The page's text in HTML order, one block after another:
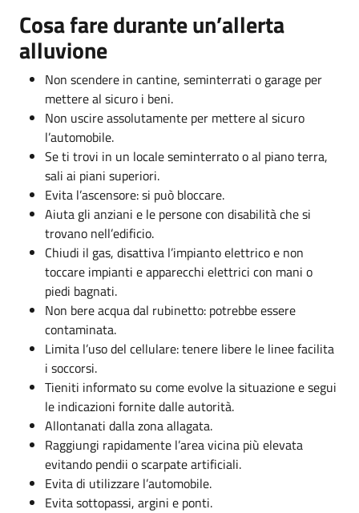
Cosa fare durante un’allerta
alluvione
Non scendere in cantine, seminterrati o garage per
mettere al sicuro i beni.
Non uscire assolutamente per mettere al sicuro
l’automobile.
Se ti trovi in un locale seminterrato o al piano terra,
sali ai piani superiori.
Evita l’ascensore: si può bloccare.
Aiuta gli anziani e le persone con disabilità che si
trovano nell’edificio.
Chiudi il gas, disattiva l’impianto elettrico e non
toccare impianti e apparecchi elettrici con mani o
piedi bagnati.
Non bere acqua dal rubinetto: potrebbe essere
contaminata.
Limita l’uso del cellulare: tenere libere le linee facilita
i soccorsi.
Tieniti informato su come evolve la situazione e segui
le indicazioni fornite dalle autorità.
Allontanati dalla zona allagata.
Raggiungi rapidamente l’area vicina più elevata
evitando pendii o scarpate artificiali.
Evita di utilizzare l’automobile.
Evita sottopassi, argini e ponti.